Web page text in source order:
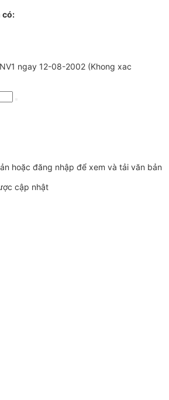
có:
ngay 12-08-2002 (Khong xac
hoặc đăng nhập để xem và tải văn bản
cập nhật